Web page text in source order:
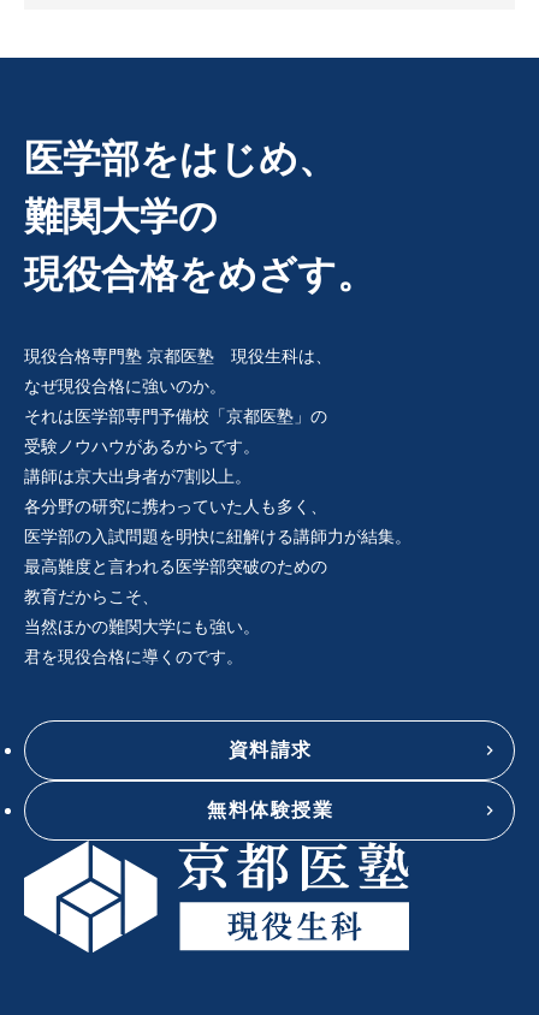
医学部をはじめ、
難関大学の
現役合格をめざす。
現役合格専門塾 京都医塾 現役生科は、
なぜ現役合格に強いのか。
それは医学部専門予備校「京都医塾」の
受験ノウハウがあるからです。
講師は京大出身者が7割以上。
各分野の研究に携わっていた人も多く、
医学部の入試問題を明快に紐解ける講師力が結集。
最高難度と言われる医学部突破のための
教育だからこそ、
当然ほかの難関大学にも強い。
君を現役合格に導くのです。
資料請求
無料体験授業